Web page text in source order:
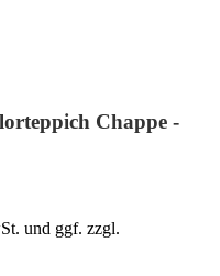
Chappe -
und ggf. zzgl.